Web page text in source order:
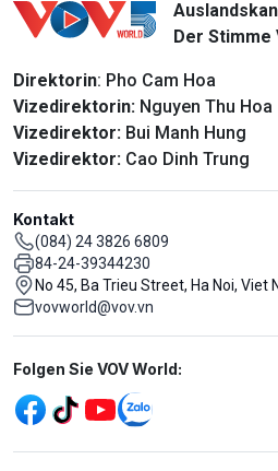
Der Stimme
Direktorin: Pho Cam Hoa
Vizedirektorin: Nguyen Thu Hoa
Vizedirektor: Bui Manh Hung
Vizedirektor: Cao Dinh Trung
Kontakt
(084) 24 3826 6809
84-24-39344230
No 45, Ba Trieu Street, Ha Noi, Viet
vovworld@vov.vn
Mạng xã hội
Folgen Sie VOV World: